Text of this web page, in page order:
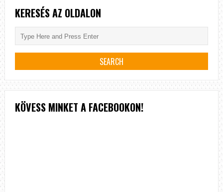
KERESÉS AZ OLDALON
KÖVESS MINKET A FACEBOOKON!